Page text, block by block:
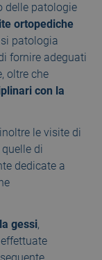
delle patologie
ortopediche
patologia
fornire adeguati
oltre che
con la
le visite di
di
dedicate a
gessi,